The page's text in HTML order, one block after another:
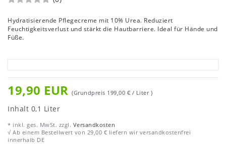
Hydratisierende Pflegecreme mit 10% Urea. Reduziert
Feuchtigkeitsverlust und stärkt die Hautbarriere. Ideal für Hände und
Füße.
19,90 EUR (Grundpreis 199,00 € / Liter )
Inhalt 0,1 Liter
* inkl. ges. MwSt. zzgl. Versandkosten
√ Ab einem Bestellwert von 29,00 € liefern wir versandkostenfrei
innerhalb DE